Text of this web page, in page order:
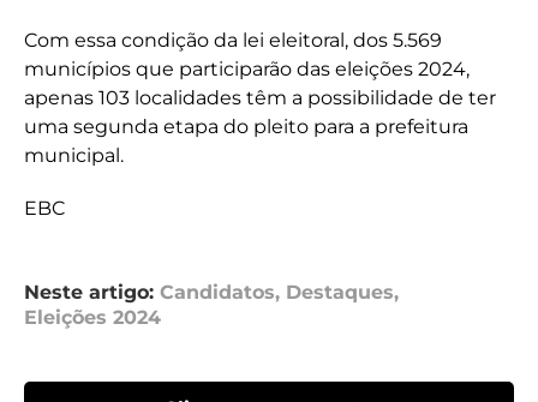
Com essa condição da lei eleitoral, dos 5.569
municípios que participarão das eleições 2024,
apenas 103 localidades têm a possibilidade de ter
uma segunda etapa do pleito para a prefeitura
municipal.
EBC
Neste artigo: Candidatos, Destaques,
Eleições 2024